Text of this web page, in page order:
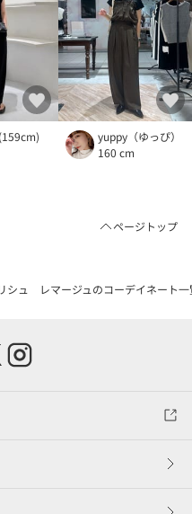
yuppy（ゆっぴ）
160 cm
ページトップ
シュ レマージュのコーデイネート一